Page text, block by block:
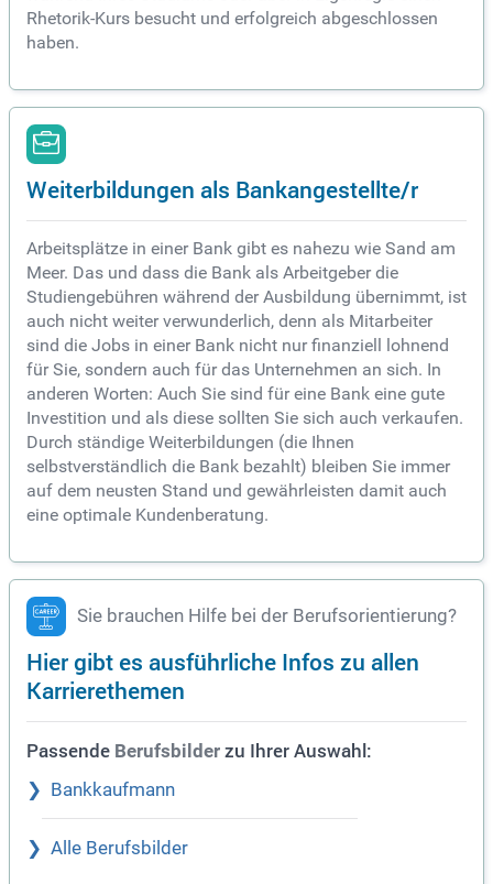
Rhetorik-Kurs besucht und erfolgreich abgeschlossen
haben.
Weiterbildungen als Bankangestellte/r
Arbeitsplätze in einer Bank gibt es nahezu wie Sand am
Meer. Das und dass die Bank als Arbeitgeber die
Studiengebühren während der Ausbildung übernimmt, ist
auch nicht weiter verwunderlich, denn als Mitarbeiter
sind die Jobs in einer Bank nicht nur finanziell lohnend
für Sie, sondern auch für das Unternehmen an sich. In
anderen Worten: Auch Sie sind für eine Bank eine gute
Investition und als diese sollten Sie sich auch verkaufen.
Durch ständige Weiterbildungen (die Ihnen
selbstverständlich die Bank bezahlt) bleiben Sie immer
auf dem neusten Stand und gewährleisten damit auch
eine optimale Kundenberatung.
Sie brauchen Hilfe bei der Berufsorientierung?
Hier gibt es ausführliche Infos zu allen
Karrierethemen
Passende Berufsbilder zu Ihrer Auswahl:
Bankkaufmann
Alle Berufsbilder